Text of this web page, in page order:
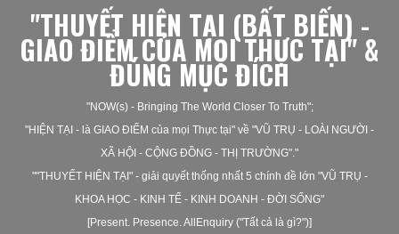
"THUYẾT HIỆN TẠI (BẤT BIẾN) -
GIAO ĐIỂM CỦA MỌI THỰC TẠI" &
ĐÚNG MỤC ĐÍCH
"NOW(s) - Bringing The World Closer To Truth";
"HIỆN TẠI - là GIAO ĐIỂM của mọi Thực tại" về "VŨ TRỤ - LOÀI NGƯỜI -
XÃ HỘI - CỘNG ĐỒNG - THỊ TRƯỜNG"."
""THUYẾT HIỆN TẠI" - giải quyết thống nhất 5 chính đề lớn "VŨ TRỤ -
KHOA HỌC - KINH TẾ - KINH DOANH - ĐỜI SỐNG"
[Present. Presence. AllEnquiry ("Tất cả là gì?")]